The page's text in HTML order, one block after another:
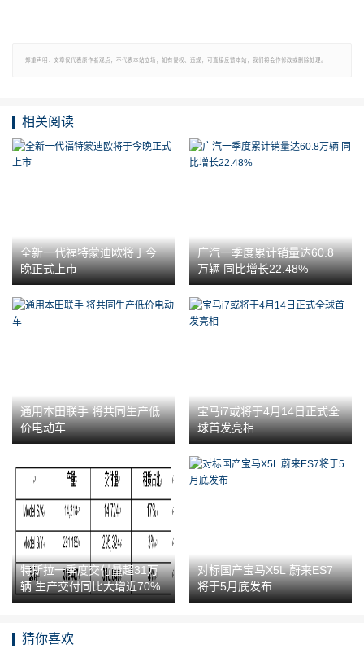
郑重声明：文章仅代表原作者观点，不代表本站立场；如有侵权、违规，可直接反馈本站，我们将会作修改或删除处理。
相关阅读
全新一代福特蒙迪欧将于今
晚正式上市
广汽一季度累计销量达60.8
万辆 同比增长22.48%
通用本田联手 将共同生产低
价电动车
宝马i7或将于4月14日正式全
球首发亮相
特斯拉一季度交付量超31万
辆 生产交付同比大增近70%
对标国产宝马X5L 蔚来ES7
将于5月底发布
猜你喜欢